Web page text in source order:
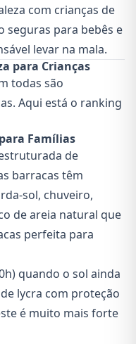
com crianças de
seguras para bebês e
levar na mala.
para Crianças
todas são
Aqui está o ranking
Famílias
de
barracas têm
sol, chuveiro,
de areia natural que
perfeita para
quando o sol ainda
lycra com proteção
é muito mais forte